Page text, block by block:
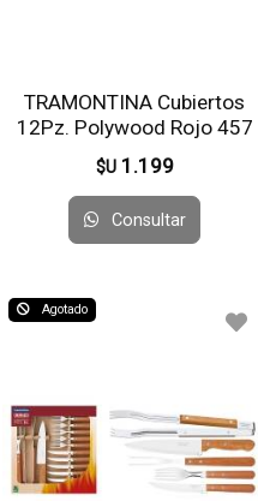
TRAMONTINA Cubiertos
12Pz. Polywood Rojo 457
$U 1.199
Consultar
Agotado